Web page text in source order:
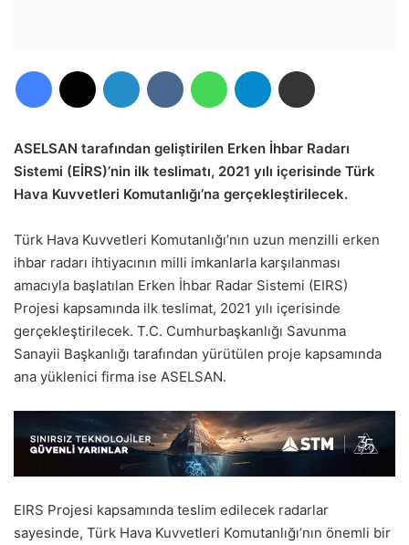
ASELSAN tarafından geliştirilen Erken İhbar Radarı
Sistemi (EİRS)’nin ilk teslimatı, 2021 yılı içerisinde Türk
Hava Kuvvetleri Komutanlığı’na gerçekleştirilecek.
Türk Hava Kuvvetleri Komutanlığı’nın uzun menzilli erken
ihbar radarı ihtiyacının milli imkanlarla karşılanması
amacıyla başlatılan Erken İhbar Radar Sistemi (EIRS)
Projesi kapsamında ilk teslimat, 2021 yılı içerisinde
gerçekleştirilecek. T.C. Cumhurbaşkanlığı Savunma
Sanayii Başkanlığı tarafından yürütülen proje kapsamında
ana yüklenici firma ise ASELSAN.
EIRS Projesi kapsamında teslim edilecek radarlar
sayesinde, Türk Hava Kuvvetleri Komutanlığı’nın önemli bir